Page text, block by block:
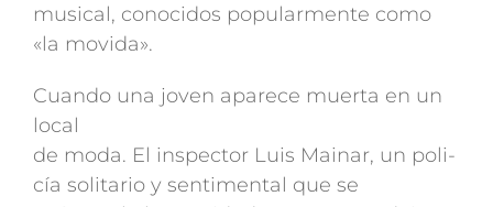
musical, conocidos popularmente como
«la mo­vida».
Cuando una joven aparece muerta en un
local
de moda. El inspector Luis Mainar, un poli­
cía solitario y sentimental que se